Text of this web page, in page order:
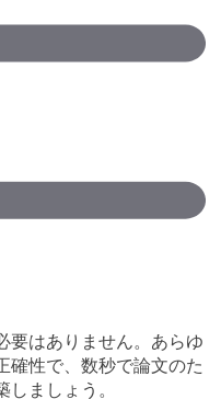
要はありません。あらゆ
確性で、数秒で論文のた
ましょう。